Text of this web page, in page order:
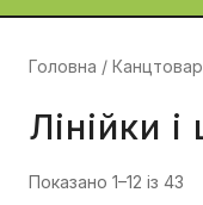
Головна /
Лінійки і
Показано 1–12 із 43